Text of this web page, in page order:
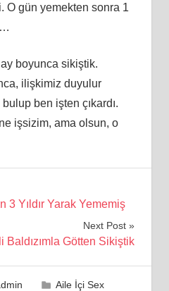
O gün yemekten sonra 1
ay boyunca sikiştik.
ilişkimiz duyulur
ben işten çıkardı.
işsizim, ama olsun, o
3 Yıldır Yarak Yememiş
Next Post
Baldızımla Götten Sikiştik
Aile İçi Sex